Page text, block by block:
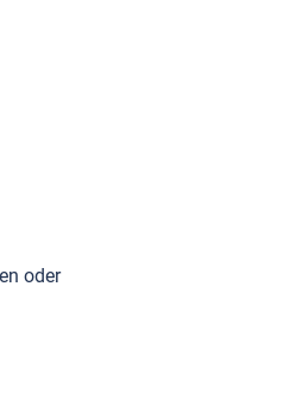
oder